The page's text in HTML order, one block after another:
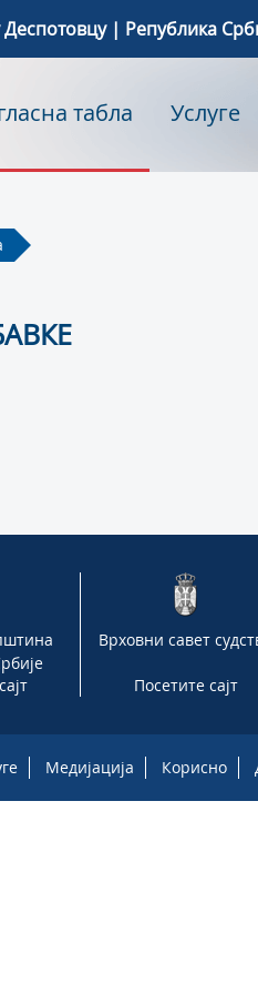
| Република
табла Услуге
Врховни савет
Посетите сајт
Медијација Корисно